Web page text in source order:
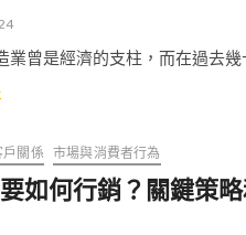
業曾是經濟的支柱，而在過去
戶關係 市場與消費者行為
如何行銷？關鍵策